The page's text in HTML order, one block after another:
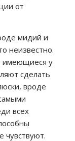
от
мидий и
неизвестно.
имеющиеся у
сделать
вроде
всех
чувствуют.